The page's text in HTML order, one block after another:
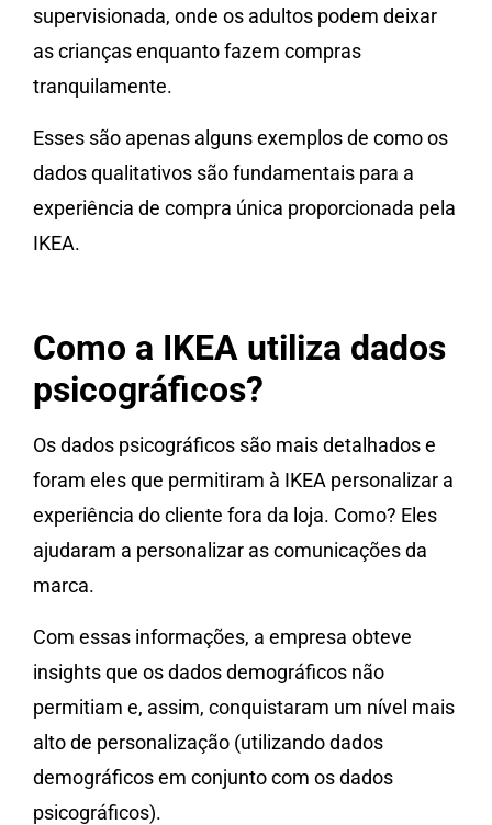
supervisionada, onde os adultos podem deixar
as crianças enquanto fazem compras
tranquilamente.
Esses são apenas alguns exemplos de como os
dados qualitativos são fundamentais para a
experiência de compra única proporcionada pela
IKEA.
Como a IKEA utiliza dados
psicográficos?
Os dados psicográficos são mais detalhados e
foram eles que permitiram à IKEA personalizar a
experiência do cliente fora da loja. Como? Eles
ajudaram a personalizar as comunicações da
marca.
Com essas informações, a empresa obteve
insights que os dados demográficos não
permitiam e, assim, conquistaram um nível mais
alto de personalização (utilizando dados
demográficos em conjunto com os dados
psicográficos).